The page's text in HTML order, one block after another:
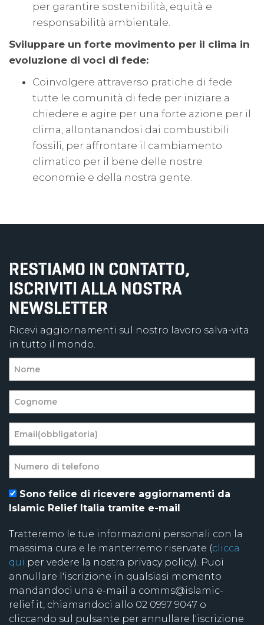
per garantire sostenibilità, equità e
responsabilità ambientale.
Sviluppare un forte movimento per il clima in
evoluzione di voci di fede:
Coinvolgere attraverso pratiche di fede
tutte le comunità di fede per iniziare a
chiedere e agire per una forte azione per il
clima, allontanandosi dai combustibili
fossili, per affrontare il cambiamento
climatico per il bene delle nostre
economie e della nostra gente.
RESTIAMO IN CONTATTO,
ISCRIVITI ALLA NOSTRA
NEWSLETTER
Ricevi aggiornamenti sul nostro lavoro salva-vita
in tutto il mondo.
Sono felice di ricevere aggiornamenti da
Islamic Relief Italia tramite e-mail
Tratteremo le tue informazioni personali con la
massima cura e le manterremo riservate (clicca
qui per vedere la nostra privacy policy). Puoi
annullare l'iscrizione in qualsiasi momento
mandandoci una e-mail a comms@islamic-
relief.it, chiamandoci allo 02 0997 9047 o
cliccando sul pulsante per annullare l'iscrizione